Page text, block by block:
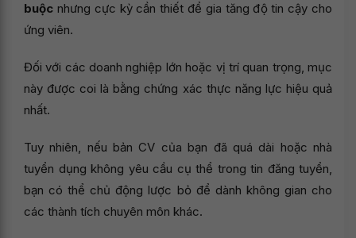
buộc nhưng cực kỳ cần thiết để gia tăng độ tin cậy cho
ứng viên.
Đối với các doanh nghiệp lớn hoặc vị trí quan trọng, mục
này được coi là bằng chứng xác thực năng lực hiệu quả
nhất.
Tuy nhiên, nếu bản CV của bạn đã quá dài hoặc nhà
tuyển dụng không yêu cầu cụ thể trong tin đăng tuyển,
bạn có thể chủ động lược bỏ để dành không gian cho
các thành tích chuyên môn khác.